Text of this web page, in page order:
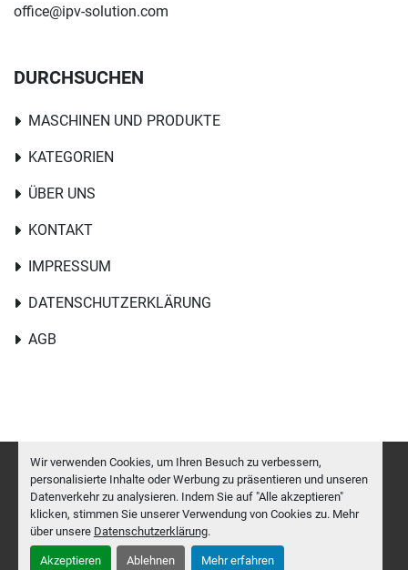
Wir verwenden Cookies, um Ihren Besuch zu verbessern,
personalisierte Inhalte oder Werbung zu präsentieren und unseren
Datenverkehr zu analysieren. Indem Sie auf "Alle akzeptieren"
klicken, stimmen Sie unserer Verwendung von Cookies zu. Mehr
über unsere Datenschutzerklärung.
Akzeptieren Ablehnen Mehr erfahren
office@ipv-solution.com
DURCHSUCHEN
MASCHINEN UND PRODUKTE
KATEGORIEN
ÜBER UNS
KONTAKT
IMPRESSUM
DATENSCHUTZERKLÄRUNG
AGB
Cookie-Einstellungen
Machinio System-Website von